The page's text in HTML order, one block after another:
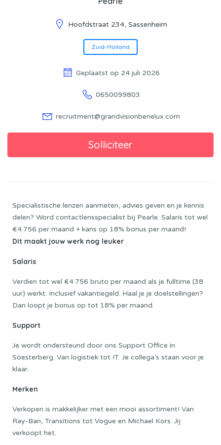
Hoofdstraat 234, Sassenheim
Zuid-Holland
Geplaatst op 24 juli 2026
0650099803
recruitment@grandvisionbenelux.com
Specialistische lenzen aanmeten, advies geven en je kennis
delen? Word contactlensspecialist bij Pearle. Salaris tot wel
€4.756 per maand + kans op 18% bonus per maand!
Dit maakt jouw werk nog leuker
Salaris
Verdien tot wel €4.756 bruto per maand als je fulltime (38
uur) werkt. Inclusief vakantiegeld. Haal je je doelstellingen?
Dan loopt je bonus op tot 18% per maand.
Support
Je wordt ondersteund door ons Support Office in
Soesterberg. Van logistiek tot IT. Je collega’s staan voor je
klaar.
Merken
Verkopen is makkelijker met een mooi assortiment! Van
Ray-Ban, Transitions tot Vogue en Michael Kors. Jij
verkoopt het.